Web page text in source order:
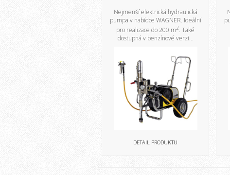
Nejmenší elektrická hydraulická
pumpa v nabídce WAGNER. Ideální
pro realizace do 200 m2. Také
dostupná v benzínové verzi...
DETAIL PRODUKTU